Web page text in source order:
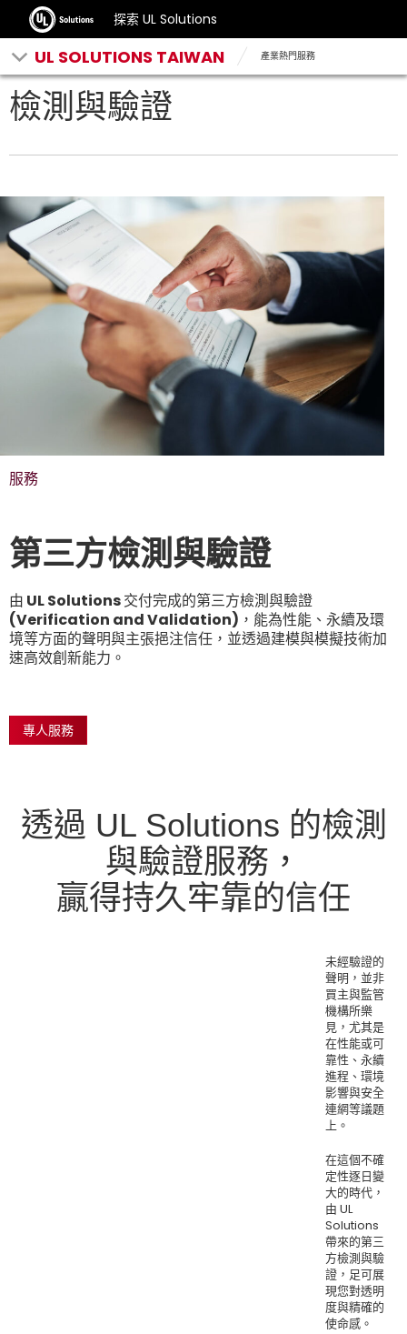
探索 UL Solutions
UL SOLUTIONS TAIWAN 產業熱門服務
檢測與驗證
服務
第三方檢測與驗證
由 UL Solutions 交付完成的第三方檢測與驗證
(Verification and Validation)，能為性能、永續及環
境等方面的聲明與主張挹注信任，並透過建模與模擬技術加
速高效創新能力。
專人服務
透過 UL Solutions 的檢測
與驗證服務，
贏得持久牢靠的信任
未經驗證的
聲明，並非
買主與監管
機構所樂
見，尤其是
在性能或可
靠性、永續
進程、環境
影響與安全
連網等議題
上。
在這個不確
定性逐日變
大的時代，
由 UL
Solutions
帶來的第三
方檢測與驗
證，足可展
現您對透明
度與精確的
使命感。